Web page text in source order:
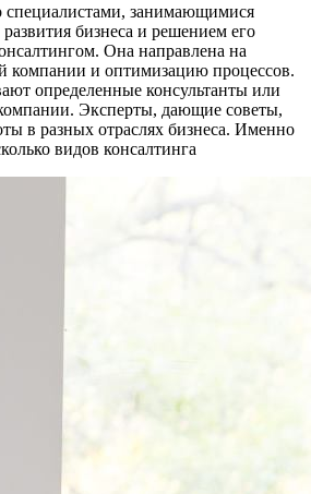
специалистами, занимающимися
развития бизнеса и решением его
Она направлена на
компании и оптимизацию процессов.
определенные консультанты или
Эксперты, дающие советы,
в разных отраслях бизнеса. Именно
видов консалтинга